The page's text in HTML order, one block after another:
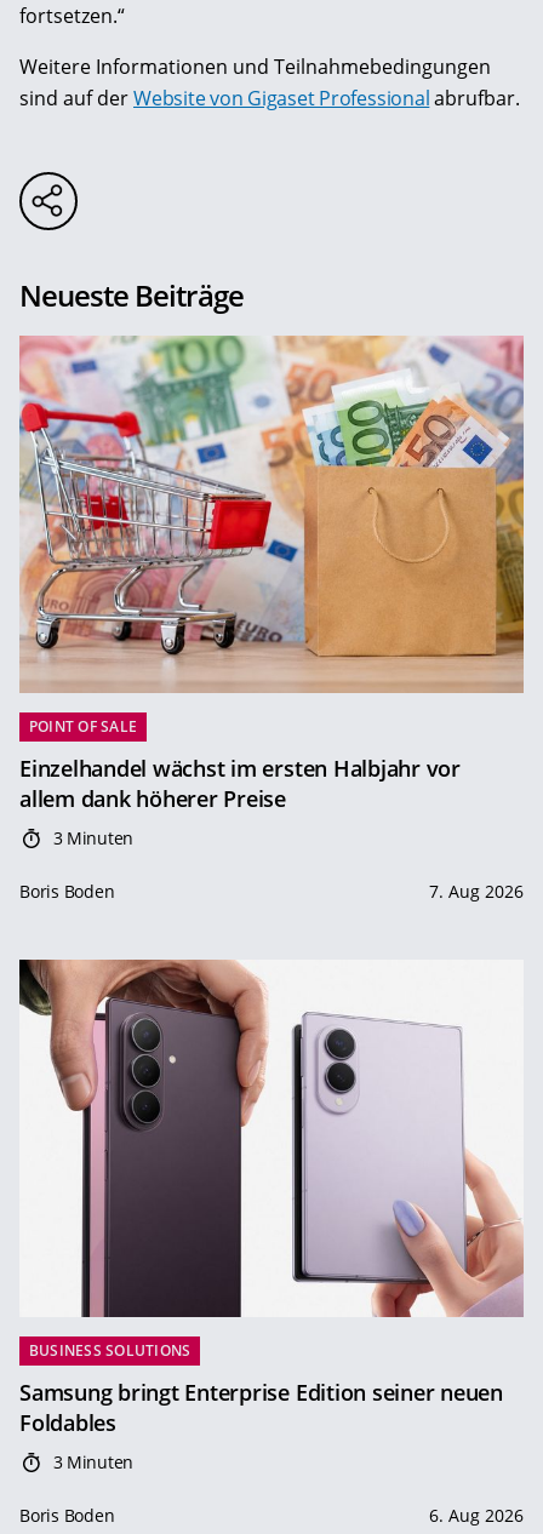
fortsetzen.“
Weitere Informationen und Teilnahmebedingungen
sind auf derWebsite von Gigaset Professionalabrufbar.
Neueste Beiträge
POINT OF SALE
Einzelhandel wächst im ersten Halbjahr vor
allem dank höherer Preise
3 Minuten
Boris Boden 7. Aug 2026
BUSINESS SOLUTIONS
Samsung bringt Enterprise Edition seiner neuen
Foldables
3 Minuten
Boris Boden 6. Aug 2026